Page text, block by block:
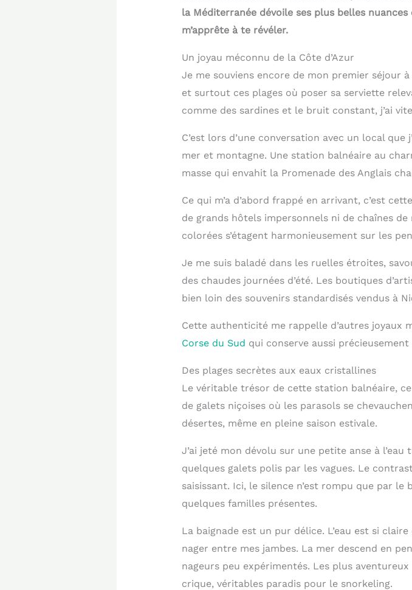
la Méditerranée dévoile ses plus belles
m’apprête à te révéler.
Un joyau méconnu de la Côte d’Azur
Je me souviens encore de mon premier séjour
et surtout ces plages où poser sa serviette
comme des sardines et le bruit constant, j’ai
C’est lors d’une conversation avec un local
mer et montagne. Une station balnéaire au
masse qui envahit la Promenade des Anglais
Ce qui m’a d’abord frappé en arrivant, c’est
de grands hôtels impersonnels ni de chaînes
colorées s’étagent harmonieusement sur les
Je me suis baladé dans les ruelles étroites,
des chaudes journées d’été. Les boutiques
bien loin des souvenirs standardisés vendus à
Cette authenticité me rappelle d’autres joyaux
Corse du Sud qui conserve aussi
Des plages secrètes aux eaux cristallines
Le véritable trésor de cette station balnéaire,
de galets niçoises où les parasols se
désertes, même en pleine saison estivale.
J’ai jeté mon dévolu sur une petite anse à
quelques galets polis par les vagues. Le
saisissant. Ici, le silence n’est rompu que par
quelques familles présentes.
La baignade est un pur délice. L’eau est si
nager entre mes jambes. La mer descend en
nageurs peu expérimentés. Les plus
crique, véritables paradis pour le snorkeling.